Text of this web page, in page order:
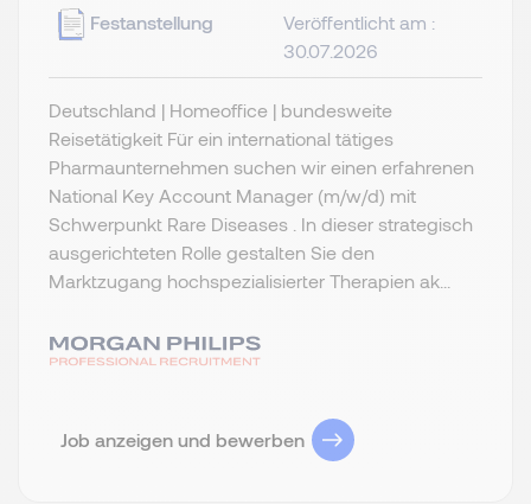
Festanstellung
Veröffentlicht am :
30.07.2026
Deutschland | Homeoffice | bundesweite
Reisetätigkeit Für ein international tätiges
Pharmaunternehmen suchen wir einen erfahrenen
National Key Account Manager (m/w/d) mit
Schwerpunkt Rare Diseases . In dieser strategisch
ausgerichteten Rolle gestalten Sie den
Marktzugang hochspezialisierter Therapien ak...
Job anzeigen und bewerben